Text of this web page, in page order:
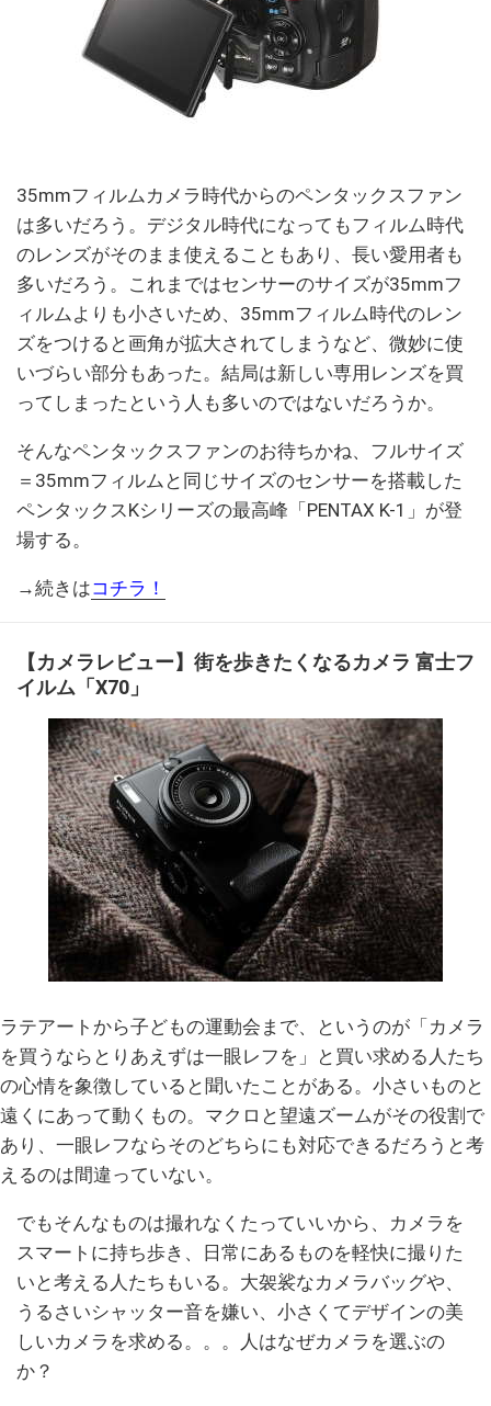
35mmフィルムカメラ時代からのペンタックスファン
は多いだろう。デジタル時代になってもフィルム時代
のレンズがそのまま使えることもあり、長い愛用者も
多いだろう。これまではセンサーのサイズが35mmフ
ィルムよりも小さいため、35mmフィルム時代のレン
ズをつけると画角が拡大されてしまうなど、微妙に使
いづらい部分もあった。結局は新しい専用レンズを買
ってしまったという人も多いのではないだろうか。
そんなペンタックスファンのお待ちかね、フルサイズ
＝35mmフィルムと同じサイズのセンサーを搭載した
ペンタックスKシリーズの最高峰「PENTAX K-1」が登
場する。
→続きはコチラ！
【カメラレビュー】街を歩きたくなるカメラ 富士フ
イルム「X70」
ラテアートから子どもの運動会まで、というのが「カメラ
を買うならとりあえずは一眼レフを」と買い求める人たち
の心情を象徴していると聞いたことがある。小さいものと
遠くにあって動くもの。マクロと望遠ズームがその役割で
あり、一眼レフならそのどちらにも対応できるだろうと考
えるのは間違っていない。
でもそんなものは撮れなくたっていいから、カメラを
スマートに持ち歩き、日常にあるものを軽快に撮りた
いと考える人たちもいる。大袈裟なカメラバッグや、
うるさいシャッター音を嫌い、小さくてデザインの美
しいカメラを求める。。。人はなぜカメラを選ぶの
か？